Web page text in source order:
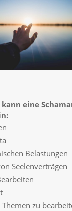
eine
Belastungen
Seelenverträgen
zu